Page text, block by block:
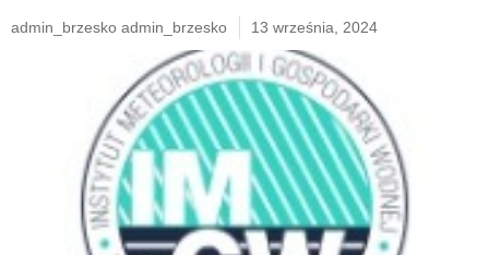
admin_brzesko admin_brzesko 13 września, 2024